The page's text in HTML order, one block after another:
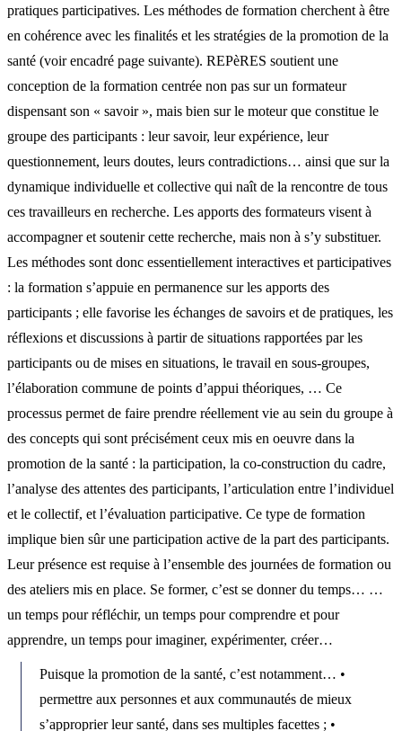
pratiques participatives. Les méthodes de formation cherchent à être
en cohérence avec les finalités et les stratégies de la promotion de la
santé (voir encadré page suivante). REPèRES soutient une
conception de la formation centrée non pas sur un formateur
dispensant son « savoir », mais bien sur le moteur que constitue le
groupe des participants : leur savoir, leur expérience, leur
questionnement, leurs doutes, leurs contradictions… ainsi que sur la
dynamique individuelle et collective qui naît de la rencontre de tous
ces travailleurs en recherche. Les apports des formateurs visent à
accompagner et soutenir cette recherche, mais non à s’y substituer.
Les méthodes sont donc essentiellement interactives et participatives
: la formation s’appuie en permanence sur les apports des
participants ; elle favorise les échanges de savoirs et de pratiques, les
réflexions et discussions à partir de situations rapportées par les
participants ou de mises en situations, le travail en sous-groupes,
l’élaboration commune de points d’appui théoriques, … Ce
processus permet de faire prendre réellement vie au sein du groupe à
des concepts qui sont précisément ceux mis en oeuvre dans la
promotion de la santé : la participation, la co-construction du cadre,
l’analyse des attentes des participants, l’articulation entre l’individuel
et le collectif, et l’évaluation participative. Ce type de formation
implique bien sûr une participation active de la part des participants.
Leur présence est requise à l’ensemble des journées de formation ou
des ateliers mis en place. Se former, c’est se donner du temps… …
un temps pour réfléchir, un temps pour comprendre et pour
apprendre, un temps pour imaginer, expérimenter, créer…
Puisque la promotion de la santé, c’est notamment… •
permettre aux personnes et aux communautés de mieux
s’approprier leur santé, dans ses multiples facettes ; •